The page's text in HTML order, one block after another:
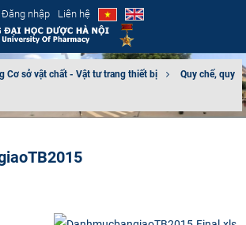
Đăng nhập Liên hệ
Cơ sở vật chất - Vật tư trang thiết bị
Quy chế, quy